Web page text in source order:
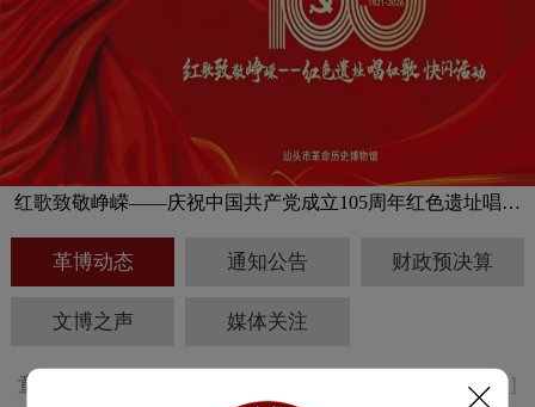
红歌致敬峥嵘——庆祝中国共产党成立105周年红色遗址唱红
革博动态 通知公告 财政预决算
文博之声 媒体关注
童声述侨韵，志愿传薪火 汕头
[2026-08-01]